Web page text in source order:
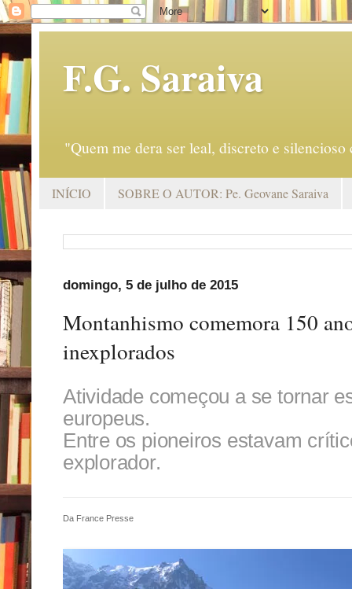
F.G. Saraiva
"Quem me dera ser leal, discreto e
INÍCIO SOBRE O AUTOR: Pe. Geovane Saraiva
domingo, 5 de julho de 2015
Montanhismo comemora 150
inexplorados
Atividade começou a se tornar
europeus.
Entre os pioneiros estavam
explorador.
Da France Presse